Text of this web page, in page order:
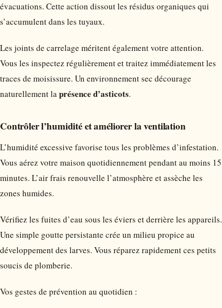
évacuations. Cette action dissout les résidus organiques qui
s’accumulent dans les tuyaux.
Les joints de carrelage méritent également votre attention.
Vous les inspectez régulièrement et traitez immédiatement les
traces de moisissure. Un environnement sec décourage
naturellement laprésence d’asticots.
Contrôler l’humidité et améliorer la ventilation
L’humidité excessive favorise tous les problèmes d’infestation.
Vous aérez votre maison quotidiennement pendant au moins 15
minutes. L’air frais renouvelle l’atmosphère et assèche les
zones humides.
Vérifiez les fuites d’eau sous les éviers et derrière les appareils.
Une simple goutte persistante crée un milieu propice au
développement des larves. Vous réparez rapidement ces petits
soucis de plomberie.
Vos gestes de prévention au quotidien :